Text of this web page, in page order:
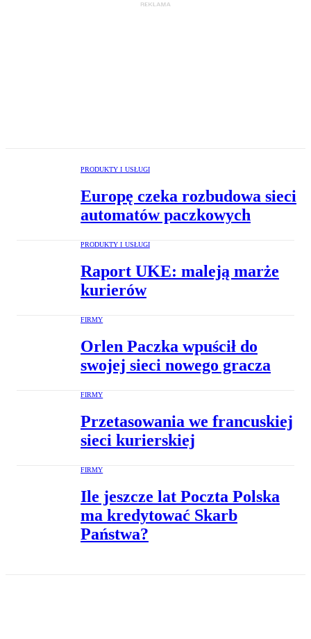
PRODUKTY I USŁUGI
Europę czeka rozbudowa sieci
automatów paczkowych
PRODUKTY I USŁUGI
Raport UKE: maleją marże
kurierów
FIRMY
Orlen Paczka wpuścił do
swojej sieci nowego gracza
FIRMY
Przetasowania we francuskiej
sieci kurierskiej
FIRMY
Ile jeszcze lat Poczta Polska
ma kredytować Skarb
Państwa?